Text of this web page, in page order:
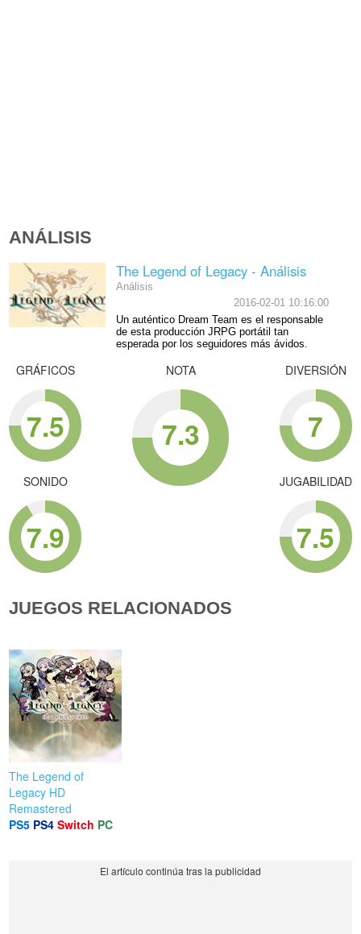
ANÁLISIS
The Legend of Legacy - Análisis
Análisis
2016-02-01 10:16:00
Un auténtico Dream Team es el responsable
de esta producción JRPG portátil tan
esperada por los seguidores más ávidos.
GRÁFICOS
7.5
SONIDO
7.9
NOTA
7.3
DIVERSIÓN
7
JUGABILIDAD
7.5
JUEGOS RELACIONADOS
The Legend of
Legacy HD
Remastered
PS5 PS4 Switch PC